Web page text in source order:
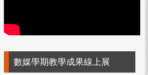
數媒學期教學成果線上展